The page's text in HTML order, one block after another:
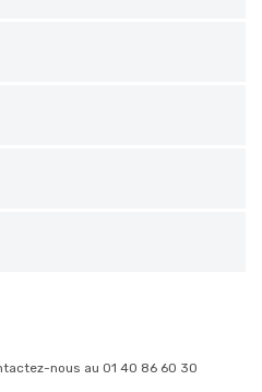
nous au 01 40 86 60 30